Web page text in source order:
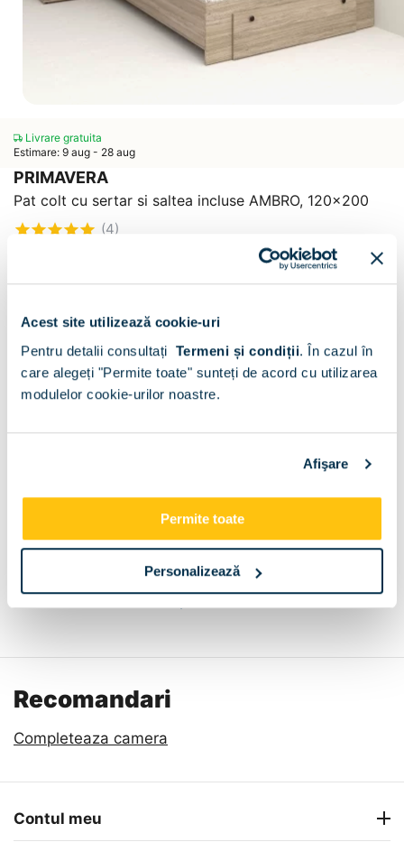
Acest site utilizează cookie-uri
Pentru detalii consultați Termeni și condiții. În cazul în
care alegeți "Permite toate" sunteți de acord cu utilizarea
modulelor cookie-urilor noastre.
Afişare
Permite toate
Personalizează
Livrare gratuita
Estimare: 9 aug - 28 aug
PRIMAVERA
Pat colt cu sertar si saltea incluse AMBRO, 120x200
(4)
Sertar pat:
Sertar pat
Descriere Metode de plata Livrare Recenzii
Recomandari
Completeaza camera
Contul meu